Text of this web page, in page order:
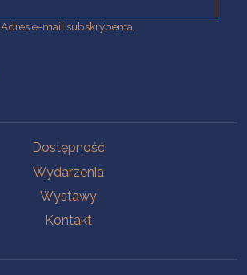
Adres e-mail subskrybenta.
Dostępność
Wydarzenia
Wystawy
Kontakt